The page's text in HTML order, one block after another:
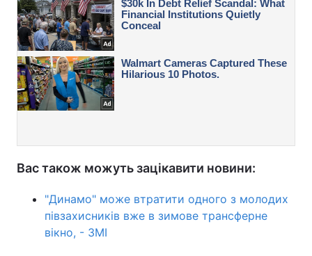
Вас також можуть зацікавити новини:
"Динамо" може втратити одного з молодих
півзахисників вже в зимове трансферне
вікно, - ЗМІ